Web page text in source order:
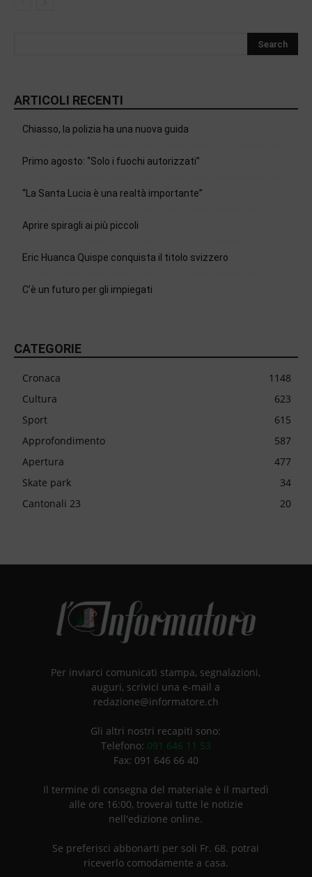
ARTICOLI RECENTI
Chiasso, la polizia ha una nuova guida
Primo agosto: “Solo i fuochi autorizzati”
“La Santa Lucia è una realtà importante”
Aprire spiragli ai più piccoli
Eric Huanca Quispe conquista il titolo svizzero
C’è un futuro per gli impiegati
CATEGORIE
Cronaca
1148
Cultura
623
Sport
615
Approfondimento
587
Apertura
477
Skate park
34
Cantonali 23
20
Per inviarci comunicati stampa, segnalazioni,
auguri, scrivici una e-mail a
redazione@informatore.ch
Gli altri nostri recapiti sono:
Telefono: 091 646 11 53
Fax: 091 646 66 40
Il termine di consegna del materiale è il martedì
alle ore 16:00, troverai tutte le notizie
nell'edizione online.
Se preferisci abbonarti per soli Fr. 68. potrai
riceverlo comodamente a casa.